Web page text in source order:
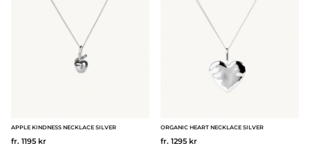
APPLE KINDNESS NECKLACE SILVER
fr. 1195 kr
ORGANIC HEART NECKLACE SILVER
fr. 1295 kr